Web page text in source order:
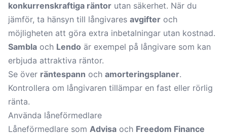
konkurrenskraftiga räntor utan säkerhet. När du
jämför, ta hänsyn till långivares avgifter och
möjligheten att göra extra inbetalningar utan kostnad.
Sambla och Lendo är exempel på långivare som kan
erbjuda attraktiva räntor.
Se över räntespann och amorteringsplaner.
Kontrollera om långivaren tillämpar en fast eller rörlig
ränta.
Använda låneförmedlare
Låneförmedlare som Advisa och Freedom Finance